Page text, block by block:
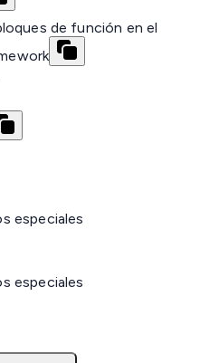
de función en el
especiales
especiales